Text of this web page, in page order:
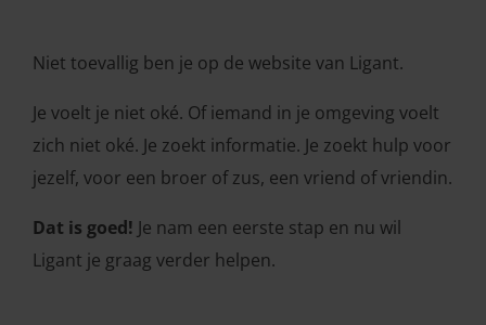
Niet toevallig ben je op de website van Ligant.
Je voelt je niet oké. Of iemand in je omgeving voelt
zich niet oké. Je zoekt informatie. Je zoekt hulp voor
jezelf, voor een broer of zus, een vriend of vriendin.
Dat is goed! Je nam een eerste stap en nu wil
Ligant je graag verder helpen.